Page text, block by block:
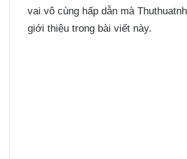
vai vô cùng hấp dẫn mà
giới thiệu trong bài viết này.